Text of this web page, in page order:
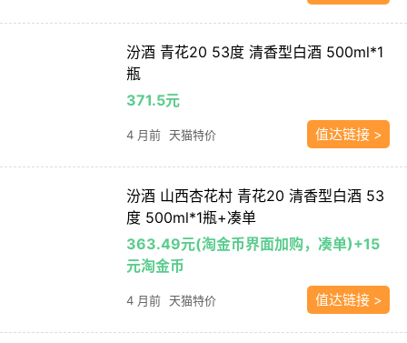
汾酒 青花20 53度 清香型白酒 500ml*1
瓶
371.5元
4 月前 天猫特价 值达链接 >
汾酒 山西杏花村 青花20 清香型白酒 53
度 500ml*1瓶+凑单
363.49元(淘金币界面加购，凑单)+15
元淘金币
4 月前 天猫特价 值达链接 >